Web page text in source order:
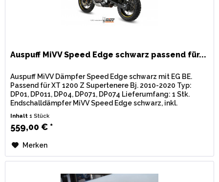
Auspuff MiVV Speed Edge schwarz passend für...
Auspuff MiVV Dämpfer Speed Edge schwarz mit EG BE.
Passend für XT 1200 Z Supertenere Bj. 2010-2020 Typ:
DP01, DP011, DP04, DP071, DP074 Lieferumfang: 1 Stk.
Endschalldämpfer MiVV Speed Edge schwarz, inkl.
Inhalt1 Stück
559,00 € *
Merken